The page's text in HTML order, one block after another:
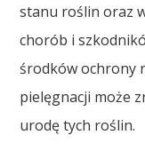
stanu roślin oraz
chorób i
środków ochrony
pielęgnacji może
urodę tych roślin.